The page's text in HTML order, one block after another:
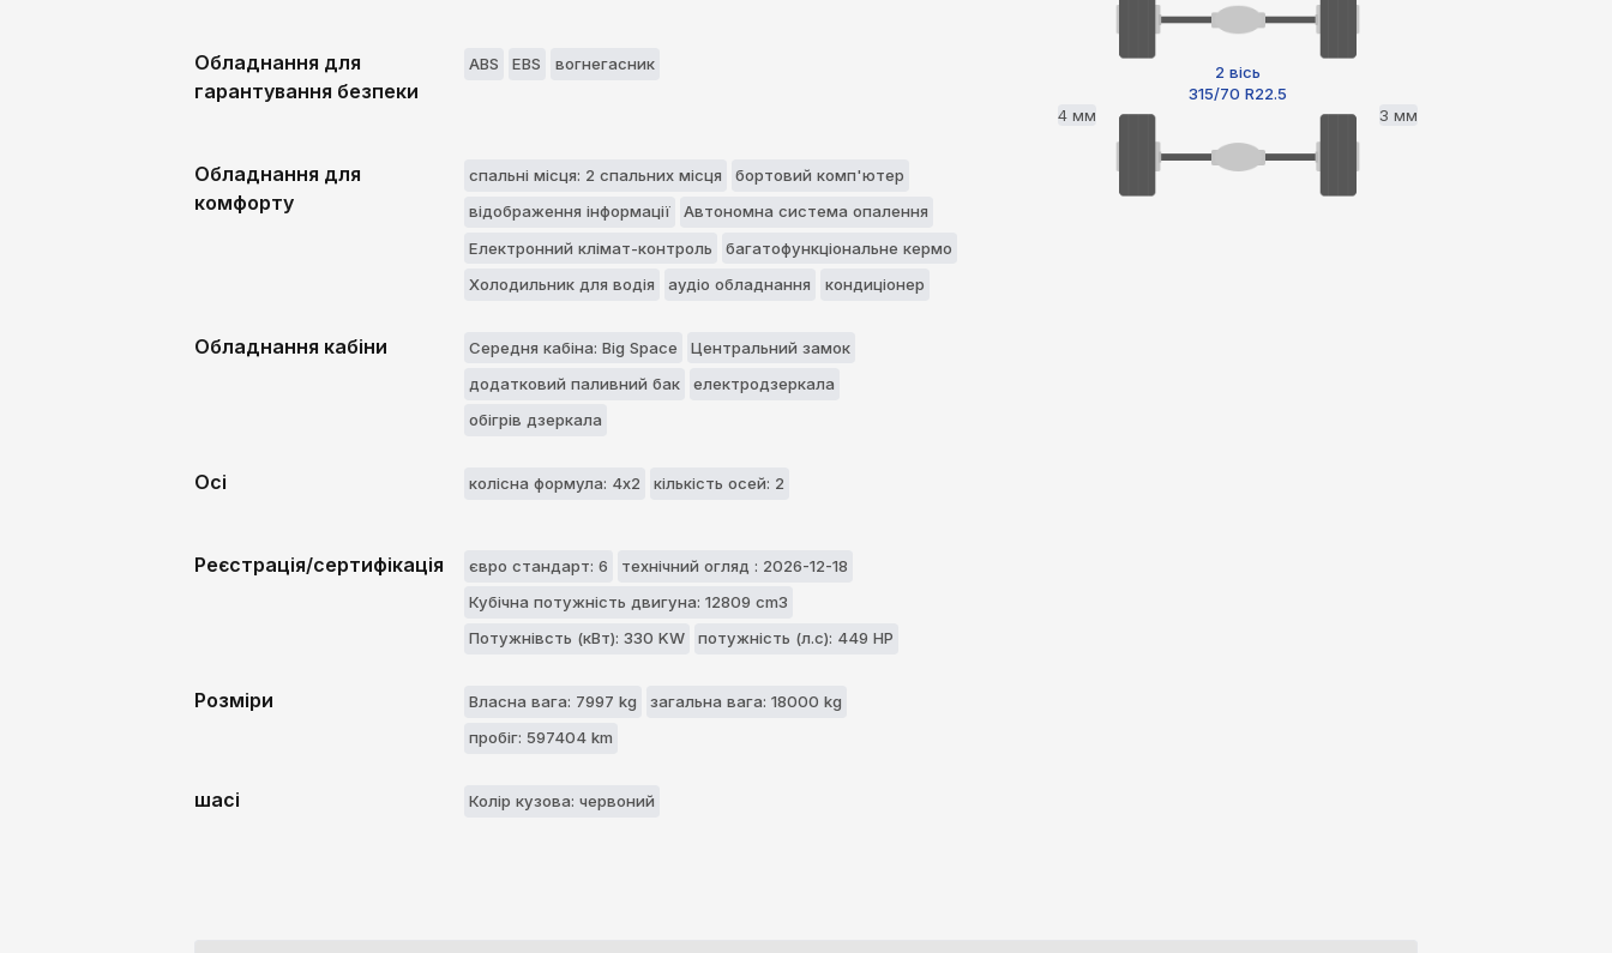
Обладнання для
гарантування безпеки
ABS EBS вогнегасник
Обладнання для
комфорту
спальні місця: 2 спальних місця
бортовий комп'ютер
відображення інформації
Автономна система опалення
Електронний клімат-контроль
багатофункціональне кермо
Холодильник для водія
аудіо обладнання кондиціонер
Обладнання кабіни Середня кабіна: Big Space
Центральний замок
додатковий паливний бак
електродзеркала
обігрів дзеркала
Осі колісна формула: 4x2 кількість осей: 2
Реєстрація/сертифікація євро стандарт: 6
технічний огляд : 2026-12-18
Кубічна потужність двигуна: 12809 cm3
Потужнівсть (кВт): 330 KW
потужність (л.с): 449 HP
Розміри Власна вага: 7997 kg
загальна вага: 18000 kg
пробіг: 597404 km
шасі Колір кузова: червоний
2 вісь
315/70 R22.5
4 мм
3 мм